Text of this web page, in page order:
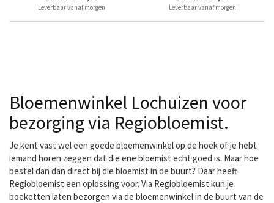
Leverbaar vanaf morgen Leverbaar vanaf morgen
Bloemenwinkel Lochuizen voor
bezorging via Regiobloemist.
Je kent vast wel een goede bloemenwinkel op de hoek of je hebt
iemand horen zeggen dat die ene bloemist echt goed is. Maar hoe
bestel dan dan direct bij die bloemist in de buurt? Daar heeft
Regiobloemist een oplossing voor. Via Regiobloemist kun je
boeketten laten bezorgen via de bloemenwinkel in de buurt van de